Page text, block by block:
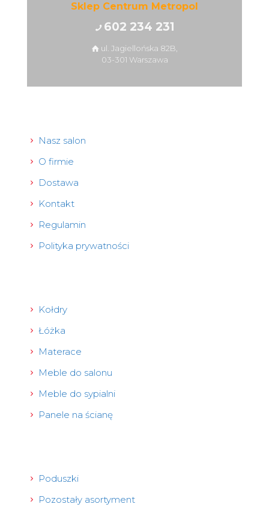
Sklep Centrum Metropol
602 234 231
ul. Jagiellońska 82B,
03-301 Warszawa
Nasz salon
O firmie
Dostawa
Kontakt
Regulamin
Polityka prywatności
Kołdry
Łóżka
Materace
Meble do salonu
Meble do sypialni
Panele na ścianę
Poduszki
Pozostały asortyment